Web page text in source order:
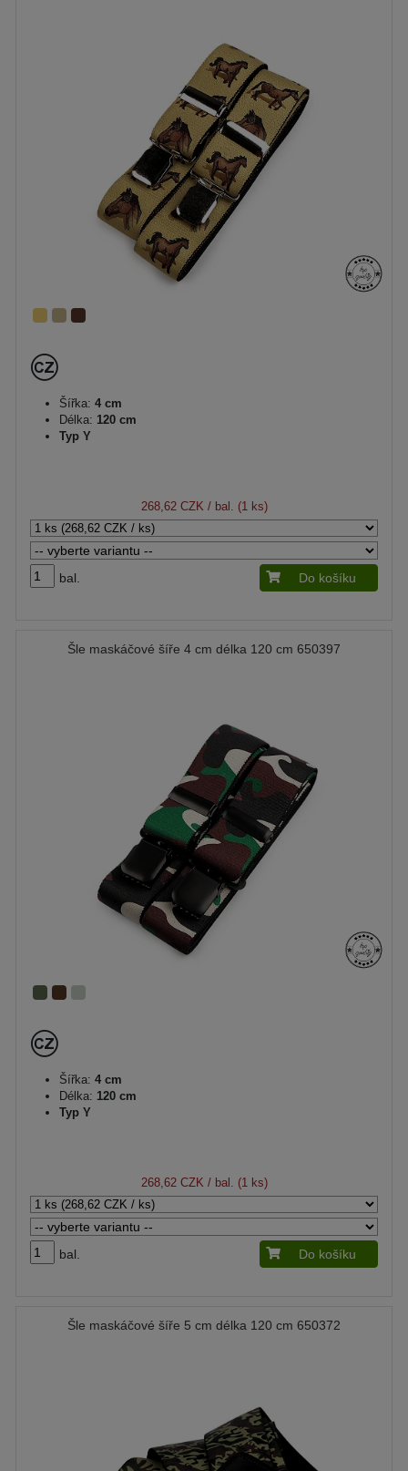
Šířka: 4 cm
Délka: 120 cm
Typ Y
268,62 CZK / bal. (1 ks)
bal. Do košíku
Šle maskáčové šíře 4 cm délka 120 cm 650397
Šířka: 4 cm
Délka: 120 cm
Typ Y
268,62 CZK / bal. (1 ks)
bal. Do košíku
Šle maskáčové šíře 5 cm délka 120 cm 650372